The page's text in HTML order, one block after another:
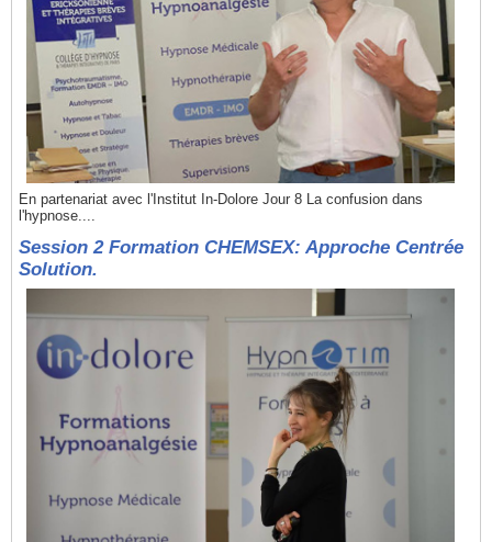
En partenariat avec l'Institut In-Dolore Jour 8 La confusion dans
l'hypnose....
Session 2 Formation CHEMSEX: Approche Centrée
Solution.